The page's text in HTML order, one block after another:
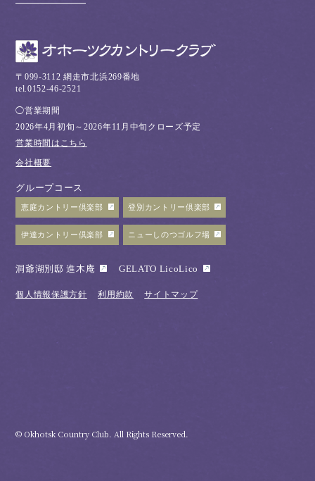
〒099-3112 網走市北浜269番地
tel.0152-46-2521
◯営業期間
2026年4月初旬～2026年11月中旬クローズ予定
営業時間はこちら
会社概要
グループコース
恵庭カントリー倶楽部 登別カントリー倶楽部
伊達カントリー倶楽部 ニューしのつゴルフ場
洞爺湖別邸 進木庵 GELATO LicoLico
個人情報保護方針 利用約款 サイトマップ
© Okhotsk Country Club. All Rights Reserved.